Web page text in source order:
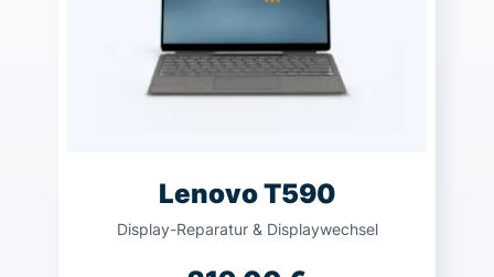
Lenovo T590
Display-Reparatur & Displaywechsel